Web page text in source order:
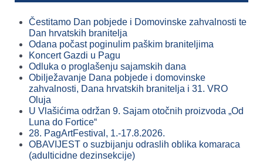
Čestitamo Dan pobjede i Domovinske zahvalnosti te
Dan hrvatskih branitelja
Odana počast poginulim paškim braniteljima
Koncert Gazdi u Pagu
Odluka o proglašenju sajamskih dana
Obilježavanje Dana pobjede i domovinske
zahvalnosti, Dana hrvatskih branitelja i 31. VRO
Oluja
U Vlašićima održan 9. Sajam otočnih proizvoda „Od
Luna do Fortice“
28. PagArtFestival, 1.-17.8.2026.
OBAVIJEST o suzbijanju odraslih oblika komaraca
(adulticidne dezinsekcije)